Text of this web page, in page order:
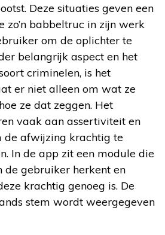
Deze situaties geven een
zo’n babbeltruc in zijn werk
om de oplichter te
belangrijk aspect en het
criminelen, is het
er niet alleen om wat ze
ze dat zeggen. Het
vaak aan assertiviteit en
de afwijzing krachtig te
In de app zit een module die
de gebruiker herkent en
krachtig genoeg is. De
stem wordt weergegeven